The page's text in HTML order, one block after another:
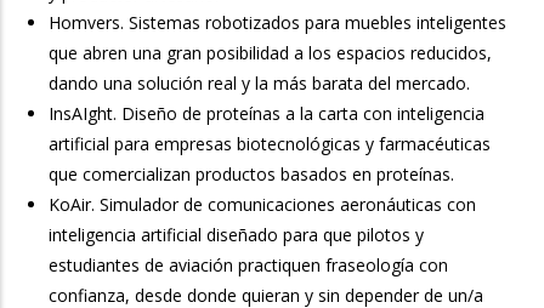
Homvers. Sistemas robotizados para muebles inteligentes
que abren una gran posibilidad a los espacios reducidos,
dando una solución real y la más barata del mercado.
InsAIght. Diseño de proteínas a la carta con inteligencia
artificial para empresas biotecnológicas y farmacéuticas
que comercializan productos basados en proteínas.
KoAir. Simulador de comunicaciones aeronáuticas con
inteligencia artificial diseñado para que pilotos y
estudiantes de aviación practiquen fraseología con
confianza, desde donde quieran y sin depender de un/a